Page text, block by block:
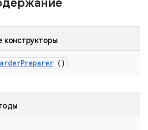
Preparer ()